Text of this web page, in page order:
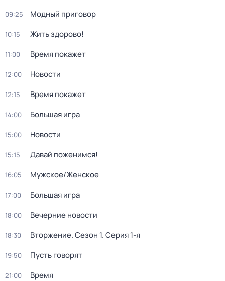
09:25 Модный приговор
10:15 Жить здорово!
11:00 Время покажет
12:00 Новости
12:15 Время покажет
14:00 Большая игра
15:00 Новости
15:15 Давай поженимся!
16:05 Мужское/Женское
17:00 Большая игра
18:00 Вечерние новости
18:30 Вторжение. Сезон 1. Серия 1-я
19:50 Пусть говорят
21:00 Время